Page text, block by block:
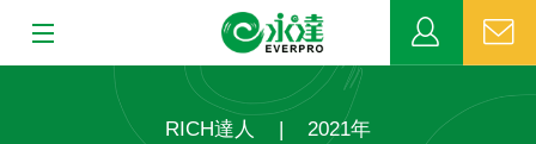
RICH達人 | 2021年